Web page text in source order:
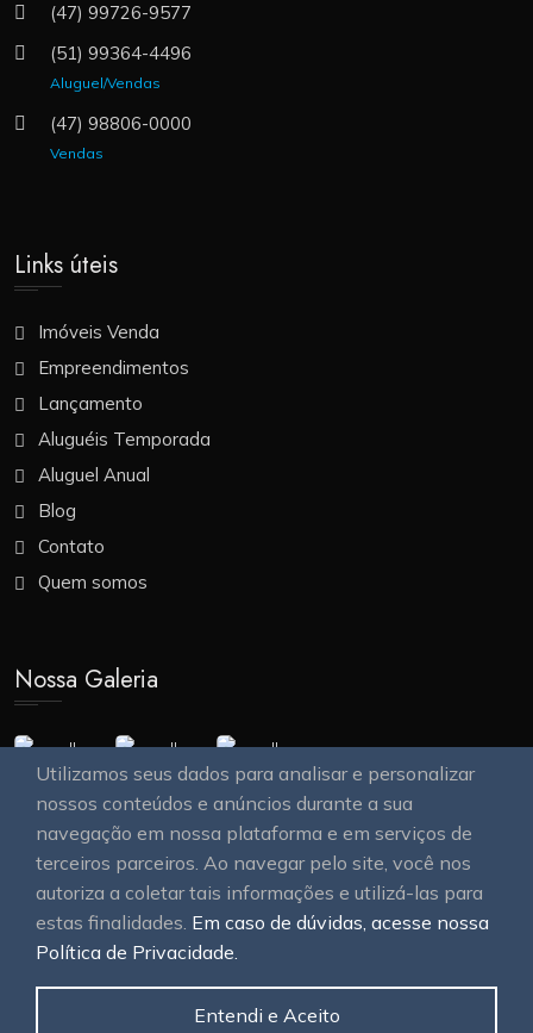
Utilizamos seus dados para analisar e personalizar
nossos conteúdos e anúncios durante a sua
navegação em nossa plataforma e em serviços de
terceiros parceiros. Ao navegar pelo site, você nos
autoriza a coletar tais informações e utilizá-las para
estas finalidades. Em caso de dúvidas, acesse nossa
Política de Privacidade.
Entendi e Aceito
(47) 99726-9577
(51) 99364-4496
Aluguel/Vendas
(47) 98806-0000
Vendas
Links úteis
Imóveis Venda
Empreendimentos
Lançamento
Aluguéis Temporada
Aluguel Anual
Blog
Contato
Quem somos
Nossa Galeria
© 2026 OAWEB site e sistemas para imobiliárias
os direitos reservados.